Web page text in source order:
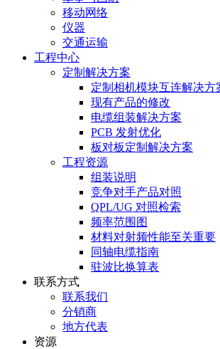
移动网络
仪器
交通运输
工程中心
定制解决方案
定制相机模块互连解决方
现有产品的修改
电缆组装解决方案
PCB 发射优化
板对板定制解决方案
工程资源
组装说明
竞争对手产品对照
QPL/UG 对照检索
频率范围图
材料对射频性能至关重要
同轴电缆指南
驻波比换算表
联系方式
联系我们
分销商
地方代表
资源